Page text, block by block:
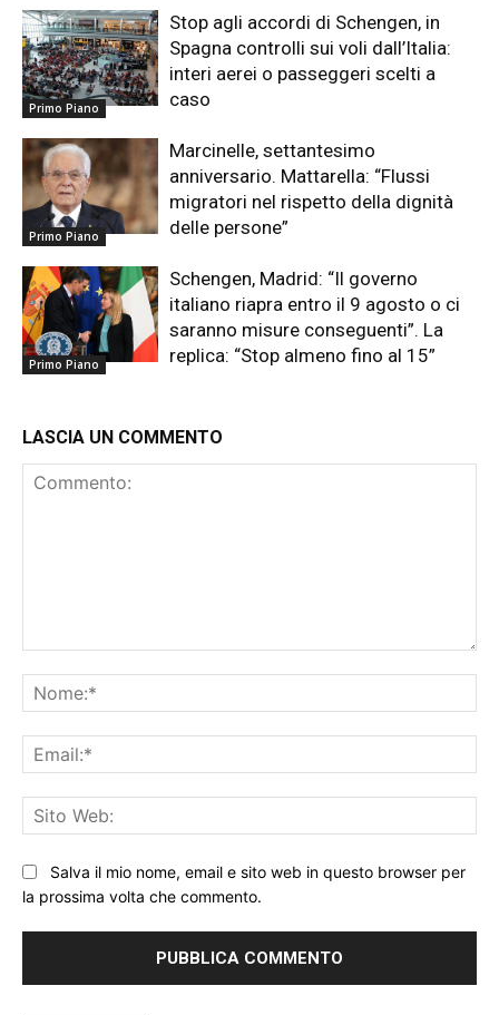
Primo Piano
Stop agli accordi di Schengen, in
Spagna controlli sui voli dall’Italia:
interi aerei o passeggeri scelti a
caso
Primo Piano
Marcinelle, settantesimo
anniversario. Mattarella: “Flussi
migratori nel rispetto della dignità
delle persone”
Primo Piano
Schengen, Madrid: “Il governo
italiano riapra entro il 9 agosto o ci
saranno misure conseguenti”. La
replica: “Stop almeno fino al 15”
LASCIA UN COMMENTO
Salva il mio nome, email e sito web in questo browser per
la prossima volta che commento.